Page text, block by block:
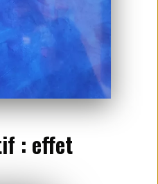
: effet